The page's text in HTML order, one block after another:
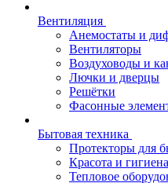
Вентиляция
Анемостаты и
Вентиляторы
Воздуховоды и
Лючки и дверцы
Решётки
Фасонные
Бытовая техника
Протекторы для
Красота и гигиена
Тепловое